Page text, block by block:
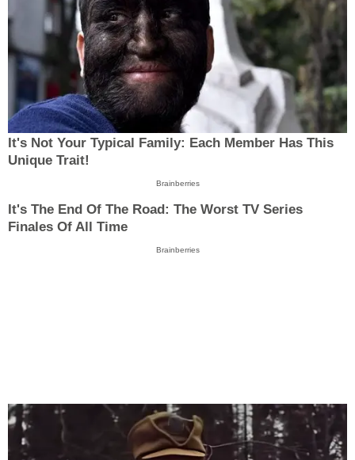
It's Not Your Typical Family: Each Member Has This
Unique Trait!
Brainberries
It's The End Of The Road: The Worst TV Series
Finales Of All Time
Brainberries